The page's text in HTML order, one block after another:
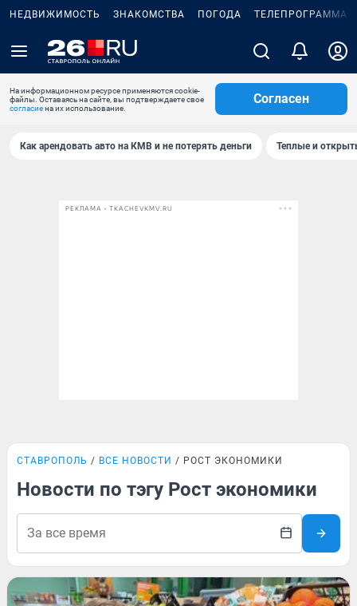
НЕДВИЖИМОСТЬ ЗНАКОМСТВА ПОГОДА ТЕЛЕПРОГРАММА
На информационном ресурсе применяются cookie-
файлы. Оставаясь на сайте, вы подтверждаете свое
согласиена их использование.
Согласен
Как арендовать авто на КМВ и не потерять деньги Теплые и
РЕКЛАМА • TKACHEVKMV.RU
СТАВРОПОЛЬ ВСЕ НОВОСТИ РОСТ ЭКОНОМИКИ
Новости по тэгу Рост экономики